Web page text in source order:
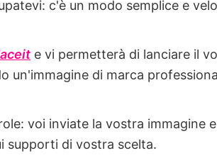
c'è un modo semplice e
e vi permetterà di lanciare il
un'immagine di marca
voi inviate la vostra immagine
supporti di vostra scelta.